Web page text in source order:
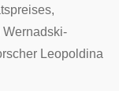
Wernadski-
Leopoldina